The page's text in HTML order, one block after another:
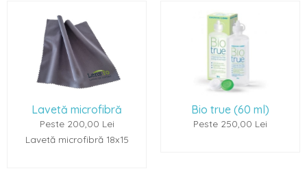
Lei
18x15
Bio true (60 ml)
Peste 250,00 Lei
Renu